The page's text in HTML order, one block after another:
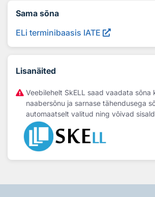
Sama sõna
ELi terminibaasis IATE
Lisanäited
Veebilehelt SkELL saad vaadata sõna
naabersõnu ja sarnase tähendusega
automaatselt valitud ning võivad